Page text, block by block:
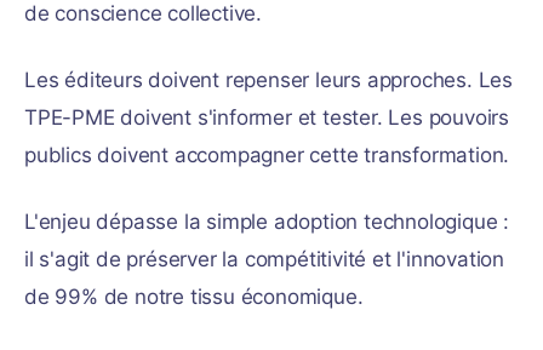
de conscience collective.
Les éditeurs doivent repenser leurs approches. Les
TPE-PME doivent s'informer et tester. Les pouvoirs
publics doivent accompagner cette transformation.
L'enjeu dépasse la simple adoption technologique :
il s'agit de préserver la compétitivité et l'innovation
de 99% de notre tissu économique.